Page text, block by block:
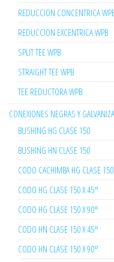
REDUCCION CONCENTRICA
REDUCCION EXCENTRICA WPB
SPLIT TEE WPB
STRAIGHT TEE WPB
TEE REDUCTORA WPB
CONEXIONES NEGRAS Y
BUSHING HG CLASE 150
BUSHING HN CLASE 150
CODO CACHIMBA HG CLASE 150
CODO HG CLASE 150 X 45°
CODO HG CLASE 150 X 90°
CODO HN CLASE 150 X 45°
CODO HN CLASE 150 X 90°